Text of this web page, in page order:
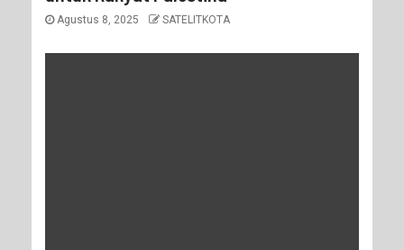
Agustus 8, 2025 SATELITKOTA